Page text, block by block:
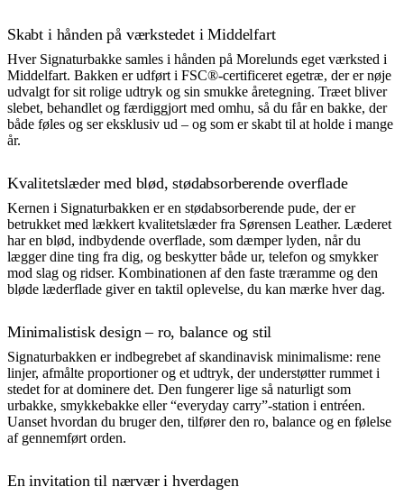
Skabt i hånden på værkstedet i Middelfart
Hver Signaturbakke samles i hånden på Morelunds eget værksted i
Middelfart. Bakken er udført i FSC®-certificeret egetræ, der er nøje
udvalgt for sit rolige udtryk og sin smukke åretegning. Træet bliver
slebet, behandlet og færdiggjort med omhu, så du får en bakke, der
både føles og ser eksklusiv ud – og som er skabt til at holde i mange
år.
Kvalitetslæder med blød, stødabsorberende overflade
Kernen i Signaturbakken er en stødabsorberende pude, der er
betrukket med lækkert kvalitetslæder fra Sørensen Leather. Læderet
har en blød, indbydende overflade, som dæmper lyden, når du
lægger dine ting fra dig, og beskytter både ur, telefon og smykker
mod slag og ridser. Kombinationen af den faste træramme og den
bløde læderflade giver en taktil oplevelse, du kan mærke hver dag.
Minimalistisk design – ro, balance og stil
Signaturbakken er indbegrebet af skandinavisk minimalisme: rene
linjer, afmålte proportioner og et udtryk, der understøtter rummet i
stedet for at dominere det. Den fungerer lige så naturligt som
urbakke, smykkebakke eller “everyday carry”-station i entréen.
Uanset hvordan du bruger den, tilfører den ro, balance og en følelse
af gennemført orden.
En invitation til nærvær i hverdagen